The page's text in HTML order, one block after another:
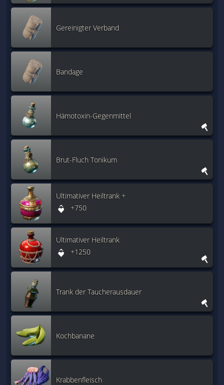
Gereinigter Verband
Bandage
Hämotoxin-Gegenmittel
Brut-Fluch Tonikum
Ultimativer Heiltrank +
+750
Ultimativer Heiltrank
+1250
Trank der Taucherausdauer
Kochbanane
Krabbenfleisch